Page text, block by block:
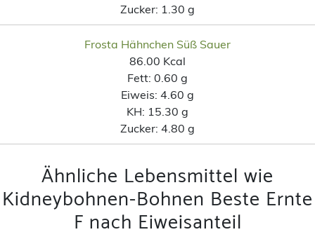
Zucker: 1.30 g
Frosta Hähnchen Süß Sauer
86.00 Kcal
Fett: 0.60 g
Eiweis: 4.60 g
KH: 15.30 g
Zucker: 4.80 g
Ähnliche Lebensmittel wie
Kidneybohnen-Bohnen Beste Ernte
F nach Eiweisanteil